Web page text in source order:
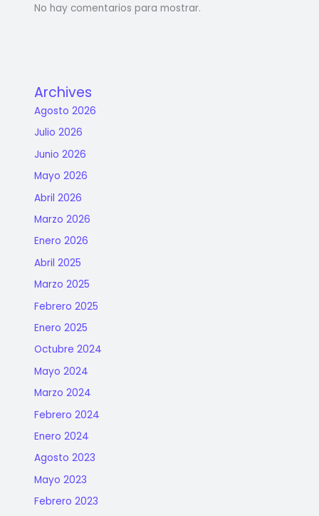
No hay comentarios para mostrar.
Archives
Agosto 2026
Julio 2026
Junio 2026
Mayo 2026
Abril 2026
Marzo 2026
Enero 2026
Abril 2025
Marzo 2025
Febrero 2025
Enero 2025
Octubre 2024
Mayo 2024
Marzo 2024
Febrero 2024
Enero 2024
Agosto 2023
Mayo 2023
Febrero 2023